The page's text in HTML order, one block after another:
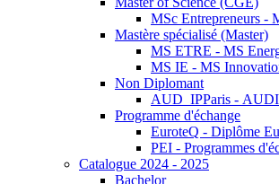
MSc Entrepreneurs -
Mastère spécialisé (Master)
MS ETRE - MS
MS IE - MS
Non Diplomant
AUD_IPParis -
Programme d'échange
EuroteQ - Diplôme
PEI - Programmes
Catalogue 2024 - 2025
Bachelor